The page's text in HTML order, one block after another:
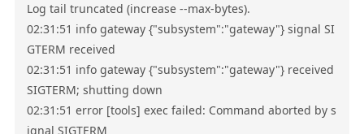
Log tail truncated (increase --max-bytes).
02:31:51 info gateway {"subsystem":"gateway"} signal SI
GTERM received
02:31:51 info gateway {"subsystem":"gateway"} received
SIGTERM; shutting down
02:31:51 error [tools] exec failed: Command aborted by s
ignal SIGTERM